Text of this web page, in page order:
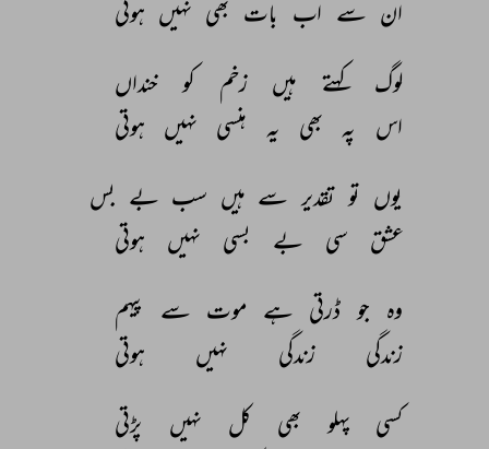
ان سے اب بات بھی نہیں ہوتی
لوگ کہتے ہیں زخم کو
خنداں
اس
پہ بھی یہ ہنسی نہیں ہوتی
یوں تو تقدیر سے ہیں سب بے بس
عشق
سی بے بسی نہیں ہوتی
وہ جو ڈرتی ہے موت سے پیہم
زندگی زندگی نہیں ہوتی
کسی پہلو بھی کل نہیں
پڑتی